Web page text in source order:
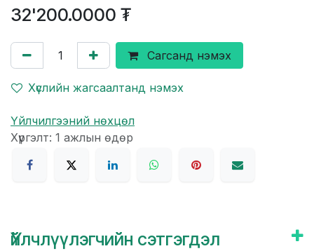
32'200.0000 ₮
Сагсанд нэмэх
Хүслийн жагсаалтанд нэмэх
Үйлчилгээний нөхцөл
Хүргэлт: 1 ажлын өдөр
Үйлчлүүлэгчийн сэтгэгдэл